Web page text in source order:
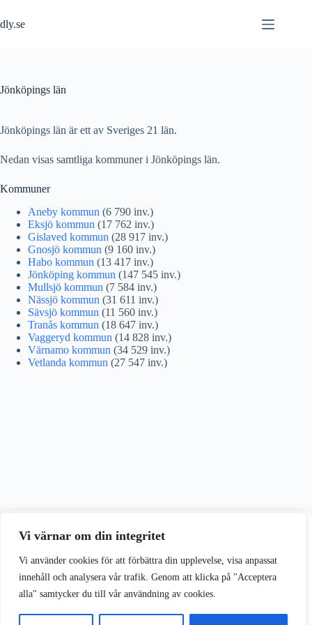
Vi värnar om din integritet
Vi använder cookies för att förbättra din upplevelse, visa anpassat
innehåll och analysera vår trafik. Genom att klicka på "Acceptera
alla" samtycker du till vår användning av cookies.
Vi använder cookies för att förbättra din upplevelse på vår webbplats.
Acceptera alla
till
innehåll
dly.se
Jönköpings län
Jönköpings län är ett av Sveriges 21 län.
Nedan visas samtliga kommuner i Jönköpings län.
Kommuner
Aneby kommun (6 790 inv.)
Eksjö kommun (17 762 inv.)
Gislaved kommun (28 917 inv.)
Gnosjö kommun (9 160 inv.)
Habo kommun (13 417 inv.)
Jönköping kommun (147 545 inv.)
Mullsjö kommun (7 584 inv.)
Nässjö kommun (31 611 inv.)
Sävsjö kommun (11 560 inv.)
Tranås kommun (18 647 inv.)
Vaggeryd kommun (14 828 inv.)
Värnamo kommun (34 529 inv.)
Vetlanda kommun (27 547 inv.)